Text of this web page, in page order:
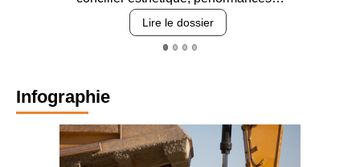
revêtements et intégration…
Lire le dossier
Infographie